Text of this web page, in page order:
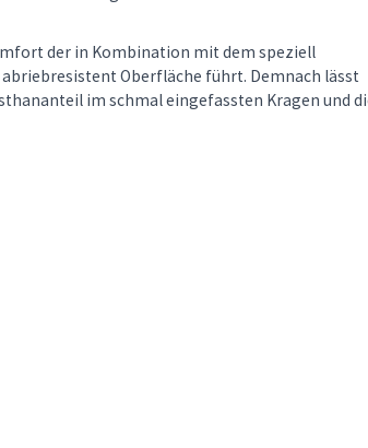
der in Kombination mit dem speziell
Oberfläche führt. Demnach lässt
im schmal eingefassten Kragen und